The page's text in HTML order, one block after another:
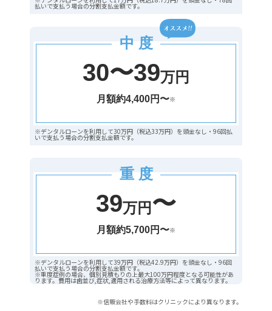
払いで支払う場合の分割支払金額です。
中 度
30〜39万円
月額約4,400円〜※
※デンタルローンを利用して30万円（税込33万円）を頭金なし・96回払
いで支払う場合の分割支払金額です。
重 度
39万円 〜
月額約5,700円〜※
※デンタルローンを利用して39万円（税込42.9万円）を頭金なし・96回
払いで支払う場合の分割支払金額です。
※重度症例の場合、個別見積もりの上最大100万円程度となる可能性があ
ります。費用は歯並び,症状,適用される治療方法等によって異なります。
※信販会社や手数料はクリニックにより異なります。